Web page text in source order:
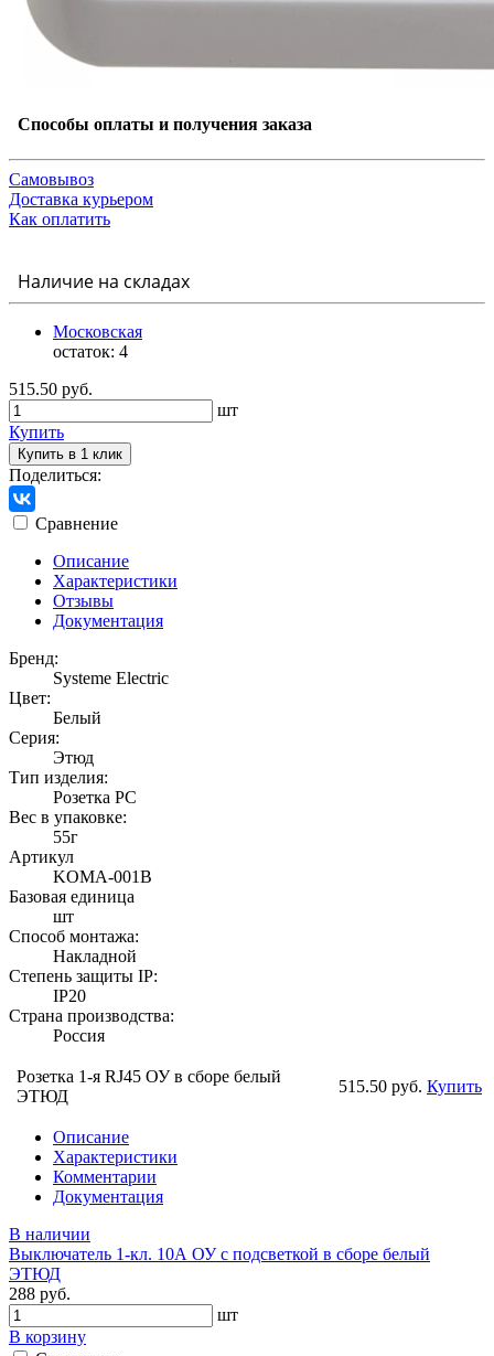
Способы оплаты и получения заказа
Самовывоз
Доставка курьером
Как оплатить
Наличие на складах
Московская
остаток: 4
515.50 руб.
шт
Купить
Купить в 1 клик
Поделиться:
Сравнение
Описание
Характеристики
Отзывы
Документация
Бренд:
Systeme Electric
Цвет:
Белый
Серия:
Этюд
Тип изделия:
Розетка PC
Вес в упаковке:
55г
Артикул
KOMA-001B
Базовая единица
шт
Способ монтажа:
Накладной
Степень защиты IP:
IP20
Страна производства:
Россия
Розетка 1-я RJ45 ОУ в сборе белый
ЭТЮД
515.50 руб. Купить
Описание
Характеристики
Комментарии
Документация
В наличии
Выключатель 1-кл. 10А ОУ с подсветкой в сборе белый
ЭТЮД
288 руб.
шт
В корзину